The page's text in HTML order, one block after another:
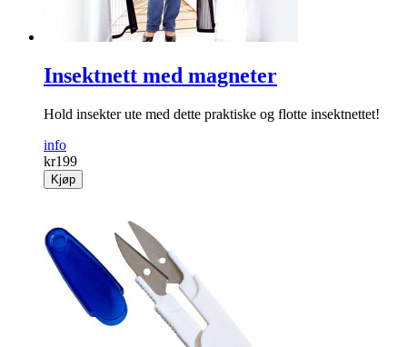
Insektnett med magneter
Hold insekter ute med dette praktiske og flotte insektnettet!
info
kr199
Kjøp